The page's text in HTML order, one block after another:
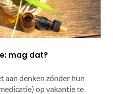
mag dat?
aan denken zónder hun
op vakantie te